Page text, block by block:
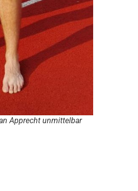
Apprecht unmittelbar